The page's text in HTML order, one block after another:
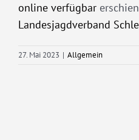
online verfügbar
Landesjagdverband
27. Mai 2023 | Allgemein